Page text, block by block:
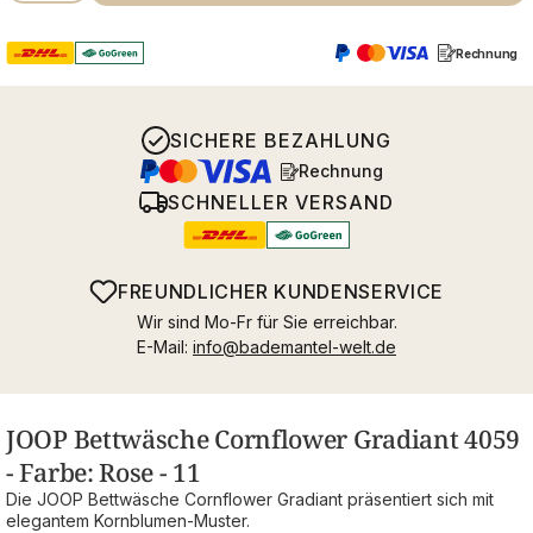
Rechnung
SICHERE BEZAHLUNG
Rechnung
SCHNELLER VERSAND
FREUNDLICHER KUNDENSERVICE
Wir sind Mo-Fr für Sie erreichbar.
E-Mail: info@bademantel-welt.de
JOOP Bettwäsche Cornflower Gradiant 4059
- Farbe: Rose - 11
Die JOOP Bettwäsche Cornflower Gradiant präsentiert sich mit
elegantem Kornblumen-Muster.